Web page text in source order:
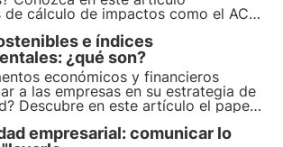
de cálculo de impactos como el ACV
Aprende más con las Píldoras
Digital de 3Bee para
de la sostenibilidad.
e índices
¿qué son?
económicos y financieros
a las empresas en su estrategia de
Descubre en este artículo el papel
sostenibles. Aprende más con las
la Academia Digital de 3Bee
empresarial: comunicar lo